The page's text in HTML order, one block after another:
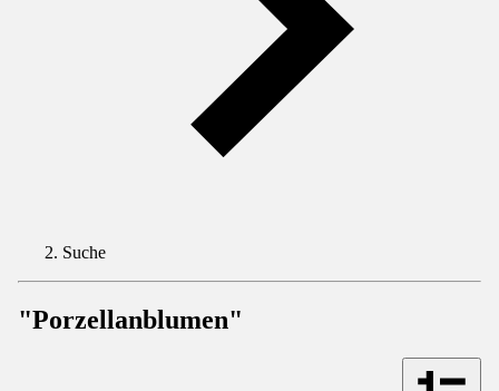
Suche
"Porzellanblumen"